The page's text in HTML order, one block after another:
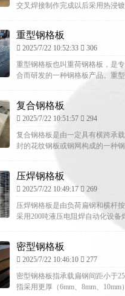
交叉焊接制作完成以后采用热浸
重型钢格板
2025/7/22 10:52:33
306
重型钢格板也叫重荷钢格板，是
合而研发的一种钢格板产品。重
复合钢格板
2025/7/22 10:51:57
294
复合钢格板是由一定具有横跨承
封的花纹钢板或钢网构成的一种
压焊钢格板
2025/7/22 10:49:17
269
压焊钢格板是由负荷扁钢和横杆
采用200吨液压电阻焊自动化设备
密型钢格板
2025/7/22 10:46:10
277
密型钢格板指承载扁钢间距小于
指采用更厚（6mm、8mm、10mm